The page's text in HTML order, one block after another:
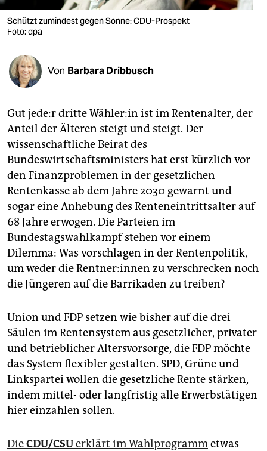
verlag
verlag
veranstaltungen
shop
unterstützen
abo
genossenschaft
epaper login
Schützt zumindest gegen Sonne: CDU-Prospekt
Foto: dpa
Von Barbara Dribbusch
Gut je­de:r dritte Wäh­le­r:in ist im Renten­alter, der
Anteil der Älteren steigt und steigt. Der
wissenschaftliche Beirat des
Bundeswirtschaftsministers hat erst kürzlich vor
den Finanzproblemen in der gesetzlichen
Rentenkasse ab dem Jahre 2030 gewarnt und
sogar eine Anhebung des Renteneintrittsalter auf
68 Jahre erwogen. Die Parteien im
Bundestagswahlkampf stehen vor einem
Dilemma: Was vorschlagen in der Rentenpolitik,
um weder die Rent­ne­r:in­nen zu verschrecken noch
die Jüngeren auf die Barrikaden zu treiben?
Union und FDP setzen wie bisher auf die drei
Säulen im Rentensystem aus gesetzlicher, privater
und betrieblicher Altersvorsorge, die FDP möchte
das System flexibler gestalten. SPD, Grüne und
Linkspartei wollen die gesetzliche Rente stärken,
indem mittel- oder langfristig alle Erwerbstätigen
hier einzahlen sollen.
DieCDU/CSUerklärt im Wahlprogrammetwas